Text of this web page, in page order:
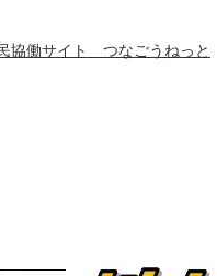
協働サイト つなごうねっと